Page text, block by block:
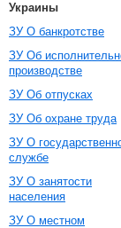
Украины
ЗУ О банкротстве
ЗУ Об
производстве
ЗУ Об отпусках
ЗУ Об охране труда
ЗУ О
службе
ЗУ О занятости
населения
ЗУ О местном